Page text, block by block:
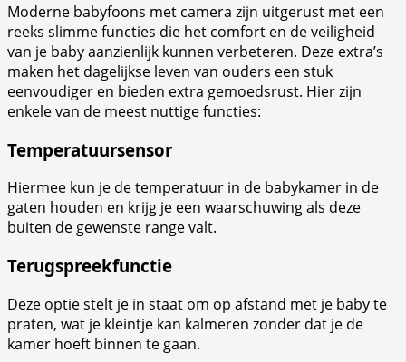
Moderne babyfoons met camera zijn uitgerust met een
reeks slimme functies die het comfort en de veiligheid
van je baby aanzienlijk kunnen verbeteren. Deze extra’s
maken het dagelijkse leven van ouders een stuk
eenvoudiger en bieden extra gemoedsrust. Hier zijn
enkele van de meest nuttige functies:
Temperatuursensor
Hiermee kun je de temperatuur in de babykamer in de
gaten houden en krijg je een waarschuwing als deze
buiten de gewenste range valt.
Terugspreekfunctie
Deze optie stelt je in staat om op afstand met je baby te
praten, wat je kleintje kan kalmeren zonder dat je de
kamer hoeft binnen te gaan.